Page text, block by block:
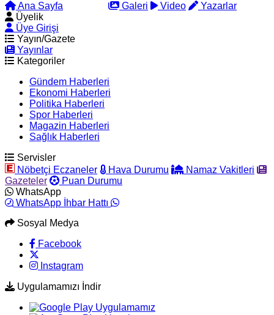
Ana Sayfa Galeri Video
Yazarlar
Üyelik
Üye Girişi
Yayın/Gazete
Yayınlar
Kategoriler
Gündem Haberleri
Ekonomi Haberleri
Politika Haberleri
Spor Haberleri
Magazin Haberleri
Sağlık Haberleri
Servisler
Nöbetçi Eczaneler
Hava Durumu
Namaz Vakitleri
Gazeteler
Puan Durumu
WhatsApp
WhatsApp İhbar Hattı
Sosyal Medya
Facebook
Instagram
Uygulamamızı İndir